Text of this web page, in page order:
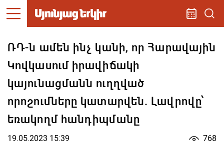
ՌԴ-ն ամեն ինչ կանի, որ Հարավային
Կովկասում իրավիճակի
կայունացմանն ուղղված
որոշումները կատարվեն. Լավրովը՝
եռակողմ հանդիպմանը
19.05.2023 15:39 768